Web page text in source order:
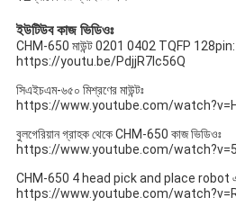
ইউটিউব কাজ ভিডিওঃ
CHM-650 মাউন্ট 0201 0402 TQFP 128pin:
https://youtu.be/PdjjR7lc56Q
সিএইচএম-৬৫০ মিশ্রণের মাউন্টঃ
https://www.youtube.com/
বুলগেরিয়ান গ্রাহক থেকে CHM-650 কাজ ভিডিওঃ
https://www.youtube.com/
CHM-650 4 head pick and place robot এর
https://www.youtube.com/